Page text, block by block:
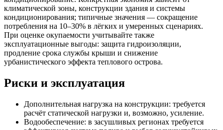
климатической зоны, конструкции здания и системы
кондиционирования; типичные значения — сокращение
потребления на 10–30% в лёгких и умеренных сценариях.
При оценке окупаемости учитывайте также
эксплуатационные выгоды: защита гидроизоляции,
продление срока службы крыши и снижение
урбанистического эффекта теплового острова.
Риски и эксплуатация
Дополнительная нагрузка на конструкции: требуется
расчёт статической нагрузки и, возможно, усиление.
Водообеспечение: в засушливых регионах требуется